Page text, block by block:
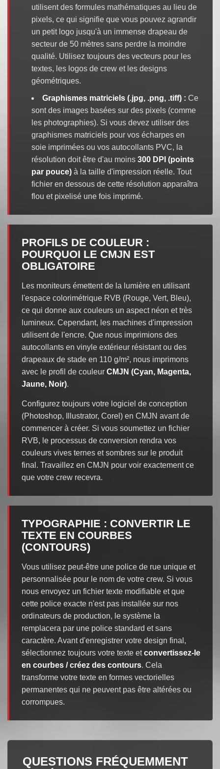
utilisent des formules mathématiques au lieu de
pixels, ce qui signifie que vous pouvez agrandir
un petit logo jusqu'à un immense drapeau de
secteur de 50 mètres sans perdre la moindre
qualité. Utilisez toujours des vecteurs pour les
textes, les logos de crew et les designs
géométriques.
Graphismes matriciels (.jpg, .png, .tiff) : Ce
sont des images basées sur des pixels (comme
les photographies). Si vous devez utiliser des
graphismes matriciels pour vos écharpes en
soie imprimées ou vos autocollants PVC, la
résolution doit être d'au moins 300 DPI (points
par pouce) à la taille d'impression réelle. Tout
fichier en dessous de cette résolution apparaîtra
flou et pixelisé une fois imprimé.
PROFILS DE COULEUR :
POURQUOI LE CMJN EST
OBLIGATOIRE
Les moniteurs émettent de la lumière en utilisant
l'espace colorimétrique RVB (Rouge, Vert, Bleu),
ce qui donne aux couleurs un aspect néon et très
lumineux. Cependant, les machines d'impression
utilisent de l'encre. Que nous imprimions des
autocollants en vinyle extérieur résistant ou des
drapeaux de stade en 110 g/m², nous imprimons
avec le profil de couleur CMJN (Cyan, Magenta,
Jaune, Noir).
Configurez toujours votre logiciel de conception
(Photoshop, Illustrator, Corel) en CMJN avant de
commencer à créer. Si vous soumettez un fichier
RVB, le processus de conversion rendra vos
couleurs vives ternes et sombres sur le produit
final. Travaillez en CMJN pour voir exactement ce
que votre crew recevra.
TYPOGRAPHIE : CONVERTIR LE
TEXTE EN COURBES
(CONTOURS)
Vous utilisez peut-être une police de rue unique et
personnalisée pour le nom de votre crew. Si vous
nous envoyez un fichier texte modifiable et que
cette police exacte n'est pas installée sur nos
ordinateurs de production, le système la
remplacera par une police standard et sans
caractère. Avant d'enregistrer votre design final,
sélectionnez toujours votre texte etconvertissez-le
en courbes / créez des contours. Cela
transforme votre texte en formes vectorielles
permanentes qui ne peuvent pas être altérées ou
corrompues.
QUESTIONS FRÉQUEMMENT